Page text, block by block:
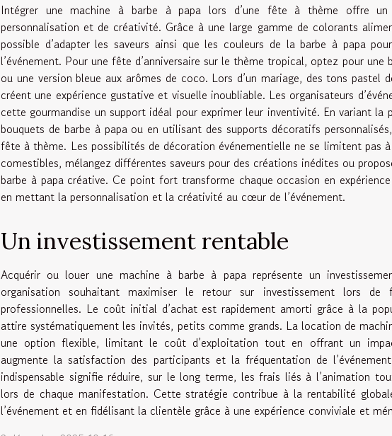
Intégrer une machine à barbe à papa lors d’une fête à thème offre
personnalisation et de créativité. Grâce à une large gamme de colorants
possible d’adapter les saveurs ainsi que les couleurs de la barbe à papa
l’événement. Pour une fête d’anniversaire sur le thème tropical, optez pour une
ou une version bleue aux arômes de coco. Lors d’un mariage, des tons pastel
créent une expérience gustative et visuelle inoubliable. Les organisateurs
cette gourmandise un support idéal pour exprimer leur inventivité. En variant la
bouquets de barbe à papa ou en utilisant des supports décoratifs
fête à thème. Les possibilités de décoration événementielle ne se limitent pas
comestibles, mélangez différentes saveurs pour des créations inédites ou
barbe à papa créative. Ce point fort transforme chaque occasion en
en mettant la personnalisation et la créativité au cœur de l’événement.
Un investissement rentable
Acquérir ou louer une machine à barbe à papa représente un
organisation souhaitant maximiser le retour sur investissement lors de
professionnelles. Le coût initial d’achat est rapidement amorti grâce à la
attire systématiquement les invités, petits comme grands. La location de
une option flexible, limitant le coût d’exploitation tout en offrant un
augmente la satisfaction des participants et la fréquentation de
indispensable signifie réduire, sur le long terme, les frais liés à l’animation
lors de chaque manifestation. Cette stratégie contribue à la rentabilité
l’événement et en fidélisant la clientèle grâce à une expérience conviviale et